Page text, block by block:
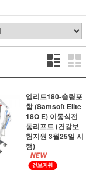
엘리트180-슬링포
함 (Samsoft Elite
18O E) 이동식전
동리프트 (건강보
험지원 3월25일 시
행)